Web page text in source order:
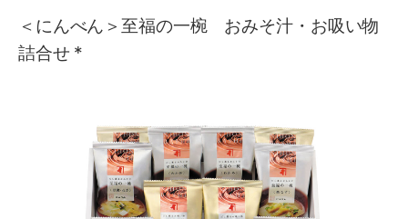
＜にんべん＞至福の一椀 おみそ汁・お吸い物
詰合せ *